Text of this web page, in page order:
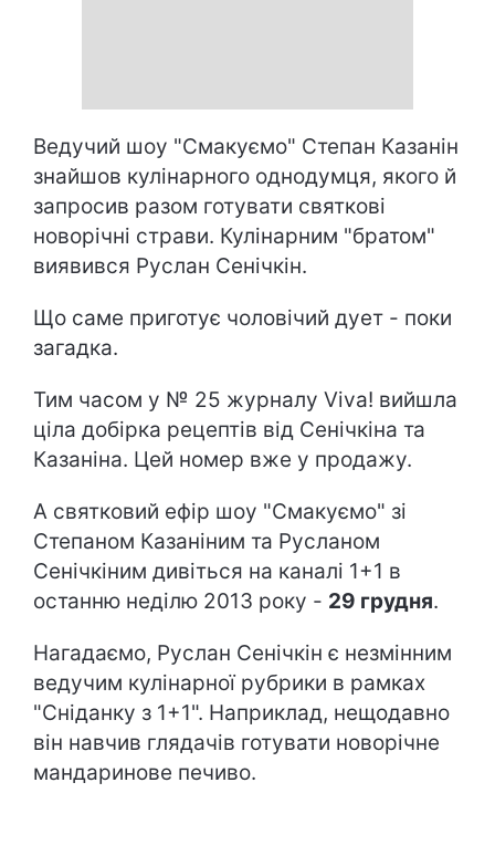
Ведучий шоу "Смакуємо" Степан Казанін
знайшов кулінарного однодумця, якого й
запросив разом готувати святкові
новорічні страви. Кулінарним "братом"
виявився Руслан Сенічкін.
Що саме приготує чоловічий дует - поки
загадка.
Тим часом у № 25 журналу Viva! вийшла
ціла добірка рецептів від Сенічкіна та
Казаніна. Цей номер вже у продажу.
А святковий ефір шоу "Смакуємо" зі
Степаном Казаніним та Русланом
Сенічкіним дивіться на каналі 1+1 в
останню неділю 2013 року - 29 грудня.
Нагадаємо, Руслан Сенічкін є незмінним
ведучим кулінарної рубрики в рамках
"Сніданку з 1+1". Наприклад, нещодавно
він навчив глядачів готувати новорічне
мандаринове печиво.